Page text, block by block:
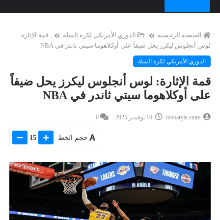
الصفحة الرئيسية الدوري الأمريكي لكرة السلة
قمة الإثارة:
لوس أنجلوس ليكرز يحل ضيفاً على أوكلاهوما سيتي ثاندر في NBA
الدوري الأمريكي لكرة السلة
قمة الإثارة: لوس أنجلوس ليكرز يحل ضيفاً
على أوكلاهوما سيتي ثاندر في NBA
mobaryat.store
0
حجم الخط 15